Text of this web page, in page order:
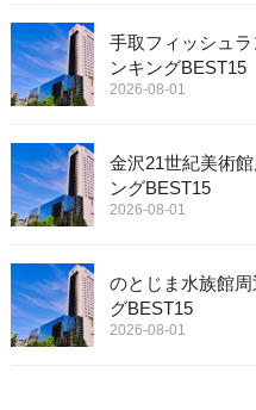
手取フィッシュ
ンキングBEST15
2026-08-01
金沢21世紀美術
ングBEST15
2026-08-01
のとじま水族館
グBEST15
2026-08-01